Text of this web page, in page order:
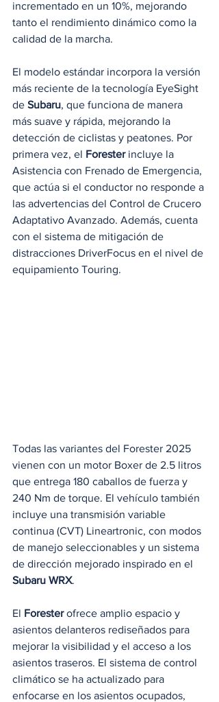
incrementado en un 10%, mejorando
tanto el rendimiento dinámico como la
calidad de la marcha.
El modelo estándar incorpora la versión
más reciente de la tecnología EyeSight
de Subaru, que funciona de manera
más suave y rápida, mejorando la
detección de ciclistas y peatones. Por
primera vez, el Forester incluye la
Asistencia con Frenado de Emergencia,
que actúa si el conductor no responde a
las advertencias del Control de Crucero
Adaptativo Avanzado. Además, cuenta
con el sistema de mitigación de
distracciones DriverFocus en el nivel de
equipamiento Touring.
Todas las variantes del Forester 2025
vienen con un motor Boxer de 2.5 litros
que entrega 180 caballos de fuerza y
240 Nm de torque. El vehículo también
incluye una transmisión variable
continua (CVT) Lineartronic, con modos
de manejo seleccionables y un sistema
de dirección mejorado inspirado en el
Subaru WRX.
El Forester ofrece amplio espacio y
asientos delanteros rediseñados para
mejorar la visibilidad y el acceso a los
asientos traseros. El sistema de control
climático se ha actualizado para
enfocarse en los asientos ocupados,